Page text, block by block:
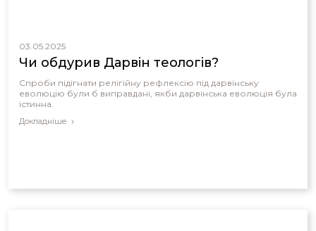
03.05.2025
Чи обдурив Дарвін теологів?
Спроби підігнати релігійну рефлексію під дарвінську
еволюцію були б виправдані, якби дарвінська еволюція була
істинна.
Докладніше